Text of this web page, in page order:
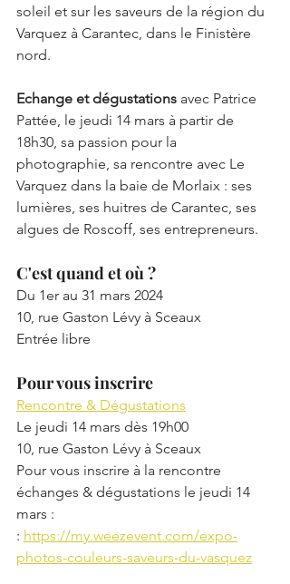
soleil et sur les saveurs de la région du
Varquez à Carantec, dans le Finistère
nord.
Echange et dégustations avec Patrice
Pattée, le jeudi 14 mars à partir de
18h30, sa passion pour la
photographie, sa rencontre avec Le
Varquez dans la baie de Morlaix : ses
lumières, ses huitres de Carantec, ses
algues de Roscoff, ses entrepreneurs.
C'est quand et où ?
Du 1er au 31 mars 2024
10, rue Gaston Lévy à Sceaux
Entrée libre
Pour vous inscrire
Rencontre & Dégustations
Le jeudi 14 mars dès 19h00
10, rue Gaston Lévy à Sceaux
Pour vous inscrire à la rencontre
échanges & dégustations le jeudi 14
mars :
: https://my.weezevent.com/expo-
photos-couleurs-saveurs-du-vasquez